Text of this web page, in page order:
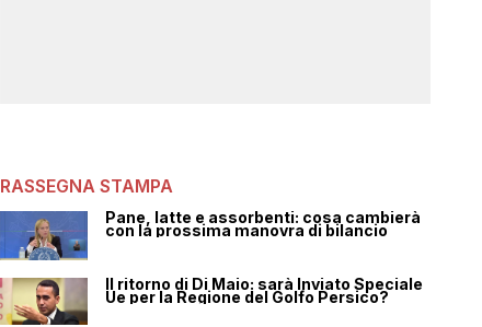
RASSEGNA STAMPA
Pane, latte e assorbenti: cosa cambierà
con la prossima manovra di bilancio
Il ritorno di Di Maio: sarà Inviato Speciale
Ue per la Regione del Golfo Persico?